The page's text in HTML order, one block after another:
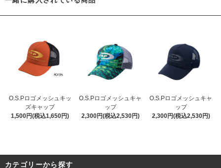
O.S.Pロゴメッシュキッ
ズキャップ
1,500円(税込1,650円)
O.S.Pロゴメッシュキャ
ップ
2,300円(税込2,530円)
O.S.Pロゴメッシュキャ
ップ
2,300円(税込2,530円)
カテゴリーから探す